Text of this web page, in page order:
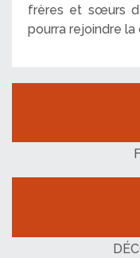
frères et sœurs
pourra rejoindre